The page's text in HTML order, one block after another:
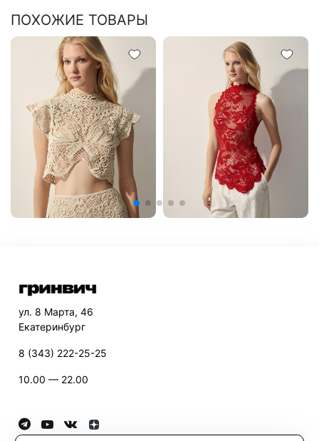
ПОХОЖИЕ ТОВАРЫ
ул. 8 Марта, 46
Екатеринбург
8 (343) 222-25-25
10.00 — 22.00